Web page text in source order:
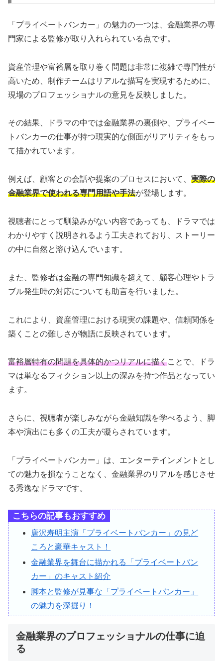
「プライベートバンカー」の魅力の一つは、金融業界の専
門家による監修が取り入れられている点です。
資産管理や富裕層を取り巻く問題は非常に複雑で専門性が
高いため、制作チームはリアルな描写を実現するために、
現場のプロフェッショナルの意見を反映しました。
その結果、ドラマの中では金融業界の裏側や、プライベー
トバンカーの仕事が持つ現実的な側面がリアリティをもっ
て描かれています。
例えば、顧客との会話や提案のプロセスにおいて、 実際の
金融業界で使われる専門用語や手法が登場します。
視聴者にとって馴染みがない内容であっても、ドラマでは
わかりやすく説明されるよう工夫されており、ストーリー
の中に自然と溶け込んでいます。
また、監修者は金融の専門知識を超えて、顧客心理やトラ
ブル発生時の対応についても助言を行いました。
これにより、資産管理における現実の課題や、信頼関係を
築くことの難しさが物語に反映されています。
富裕層特有の問題を具体的かつリアルに描くことで、ドラ
マは単なるフィクション以上の深みを持つ作品となってい
ます。
さらに、視聴者が楽しみながら金融知識を学べるよう、脚
本や演出にも多くの工夫が凝らされています。
「プライベートバンカー」は、エンターテインメントとし
ての魅力を損なうことなく、金融業界のリアルを感じさせ
る秀逸なドラマです。
こちらの記事もおすすめ
唐沢寿明主演「プライベートバンカー」の見ど
ころと豪華キャスト！
金融業界を舞台に描かれる「プライベートバン
カー」のキャスト紹介
脚本と監修が見事な「プライベートバンカー」
の魅力を深掘り！
金融業界のプロフェッショナルの仕事に迫
る